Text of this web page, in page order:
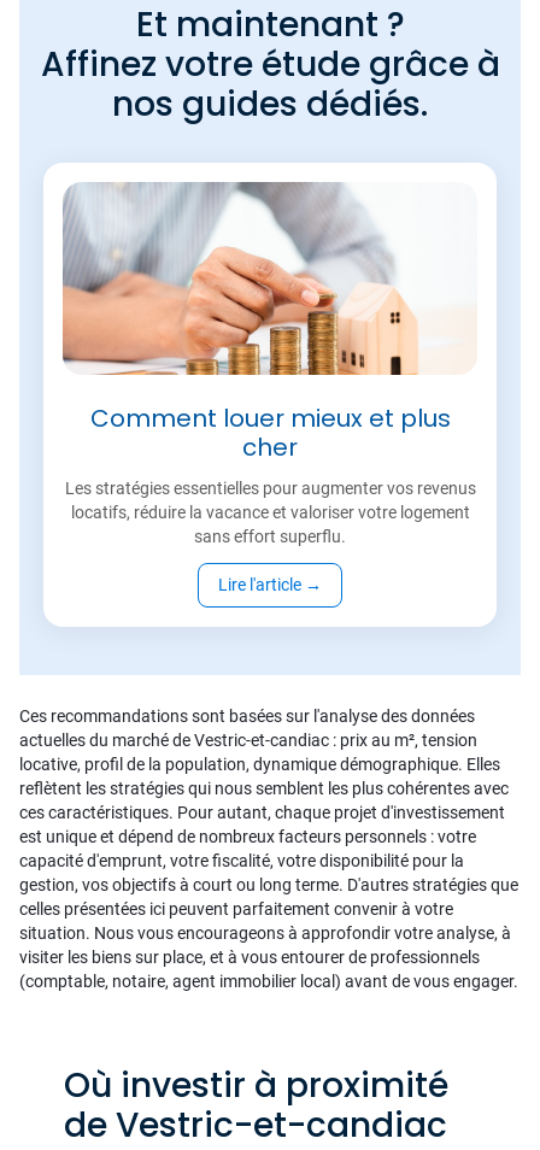
Et maintenant ?
Affinez votre étude grâce à
nos guides dédiés.
Comment louer mieux et plus
cher
Les stratégies essentielles pour augmenter vos revenus
locatifs, réduire la vacance et valoriser votre logement
sans effort superflu.
Lire l'article →
Ces recommandations sont basées sur l'analyse des données
actuelles du marché de Vestric-et-candiac : prix au m², tension
locative, profil de la population, dynamique démographique. Elles
reflètent les stratégies qui nous semblent les plus cohérentes avec
ces caractéristiques. Pour autant, chaque projet d'investissement
est unique et dépend de nombreux facteurs personnels : votre
capacité d'emprunt, votre fiscalité, votre disponibilité pour la
gestion, vos objectifs à court ou long terme. D'autres stratégies que
celles présentées ici peuvent parfaitement convenir à votre
situation. Nous vous encourageons à approfondir votre analyse, à
visiter les biens sur place, et à vous entourer de professionnels
(comptable, notaire, agent immobilier local) avant de vous engager.
Où investir à proximité
de Vestric-et-candiac